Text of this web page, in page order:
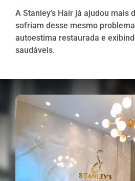
A Stanley’s Hair já ajudou mais
sofriam desse mesmo
autoestima restaurada e
saudáveis.